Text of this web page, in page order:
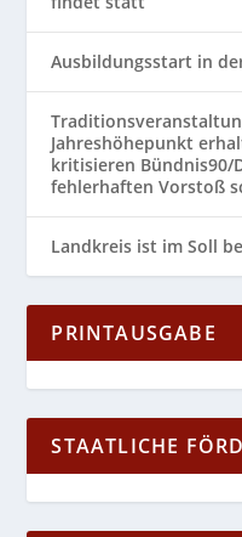
Ausbildungsstart in
Jahreshöhepunkt
kritisieren Bündnis90/
fehlerhaften Vorstoß
Landkreis ist im Soll
PRINTAUSGABE
STAATLICHE